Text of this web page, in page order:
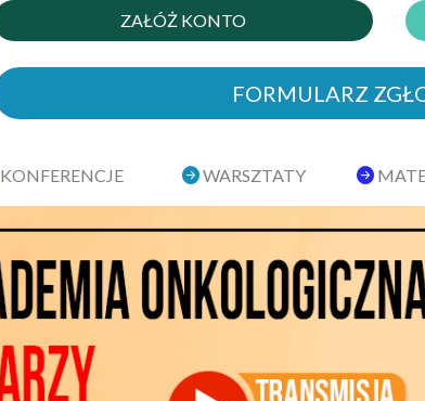
ZAŁÓŻ KONTO
FORMULARZ
KONFERENCJE WARSZTATY